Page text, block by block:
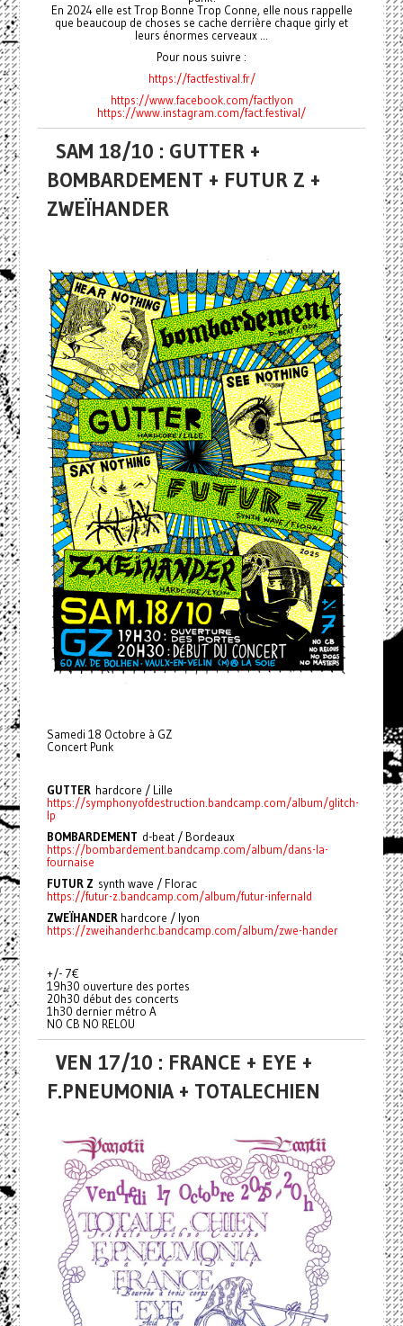
En 2024 elle est Trop Bonne Trop Conne, elle nous rappelle
que beaucoup de choses se cache derrière chaque girly et
leurs énormes cerveaux ...
Pour nous suivre :
https://factfestival.fr/
https://www.facebook.com/factlyon
https://www.instagram.com/fact.festival/
SAM 18/10 : GUTTER +
BOMBARDEMENT + FUTUR Z +
ZWEÏHANDER
Samedi 18 Octobre à GZ
Concert Punk
GUTTERhardcore / Lille
https://symphonyofdestruction.bandcamp.com/album/glitch-
lp
BOMBARDEMENT d-beat / Bordeaux
https://bombardement.bandcamp.com/album/dans-la-
fournaise
FUTUR Z synth wave / Florac
https://futur-z.bandcamp.com/album/futur-infernald
ZWEÏHANDERhardcore / lyon
https://zweihanderhc.bandcamp.com/album/zwe-hander
+/- 7€
19h30 ouverture des portes
20h30 début des concerts
1h30 dernier métro A
NO CB NO RELOU
VEN 17/10 : FRANCE + EYE +
F.PNEUMONIA + TOTALECHIEN